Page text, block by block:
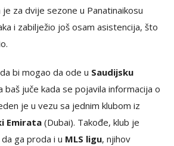
za dvije sezone u Panatinaikosu
i zabilježio još osam asistencija, što
bi mogao da ode u Saudijsku
baš juče kada se pojavila informacija o
je u vezu sa jednim klubom iz
Emirata (Dubai). Takođe, klub je
ga proda i u MLS ligu, njihov